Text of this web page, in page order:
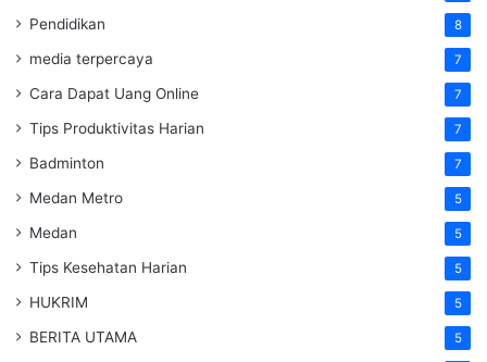
Pendidikan 8
media terpercaya 7
Cara Dapat Uang Online 7
Tips Produktivitas Harian 7
Badminton 7
Medan Metro 5
Medan 5
Tips Kesehatan Harian 5
HUKRIM 5
BERITA UTAMA 5